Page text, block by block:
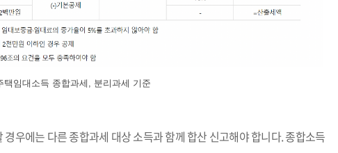
택임대소득 종합과세, 분리과세 기준
경우에는 다른 종합과세 대상 소득과 함께 합산 신고해야 합니다. 종합소득